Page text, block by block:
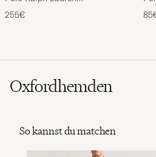
Wool/Cashmere Cable Half Zip
Polo Black
255€
Oxfordhemden
So kannst du matchen